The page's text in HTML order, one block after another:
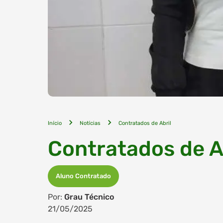
Início Notícias Contratados de Abril
Contratados de
Aluno Contratado
Por: Grau Técnico
21/05/2025